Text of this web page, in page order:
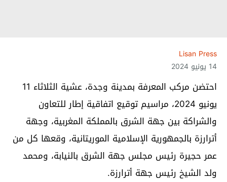
Lisan Press
14 يونيو 2024
احتضن مركب المعرفة بمدينة وجدة، عشية الثلاثاء 11
يونيو 2024، مراسيم توقيع اتفاقية إطار للتعاون
والشراكة بين جهة الشرق بالمملكة المغربية، وجهة
أترارزة بالجمهورية الإسلامية الموريتانية، وقعها كل من
عمر حجيرة رئيس مجلس جهة الشرق بالنيابة، ومحمد
ولد الشيخ رئيس جهة أترارزة.